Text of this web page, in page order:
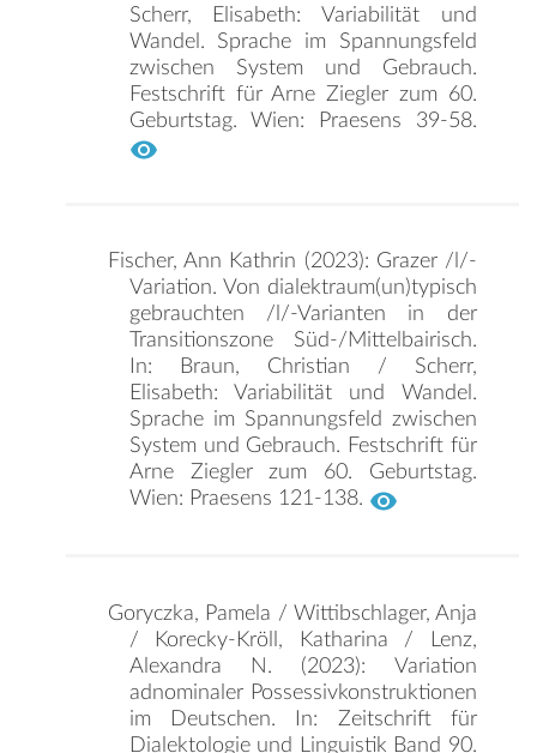
Scherr, Elisabeth: Variabilität und
Wandel. Sprache im Spannungsfeld
zwischen System und Gebrauch.
Festschrift für Arne Ziegler zum 60.
Geburtstag. Wien: Praesens 39-58.
Fischer, Ann Kathrin (2023): Grazer /l/-
Variation. Von dialektraum(un)typisch
gebrauchten /l/-Varianten in der
Transitionszone Süd-/Mittelbairisch.
In: Braun, Christian / Scherr,
Elisabeth: Variabilität und Wandel.
Sprache im Spannungsfeld zwischen
System und Gebrauch. Festschrift für
Arne Ziegler zum 60. Geburtstag.
Wien: Praesens 121-138.
Goryczka, Pamela / Wittibschlager, Anja
/ Korecky-Kröll, Katharina / Lenz,
Alexandra N. (2023): Variation
adnominaler Possessivkonstruktionen
im Deutschen. In: Zeitschrift für
Dialektologie und Linguistik Band 90.